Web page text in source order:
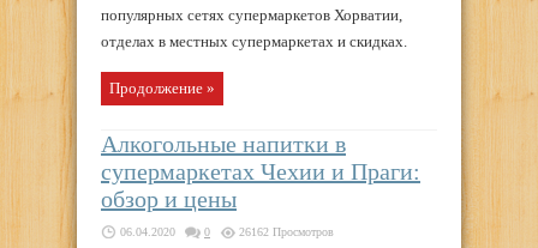
популярных сетях супермаркетов Хорватии,
отделах в местных супермаркетах и скидках.
Продолжение »
Алкогольные напитки в
супермаркетах Чехии и Праги:
обзор и цены
06.04.2020 0 26162 Просмотров